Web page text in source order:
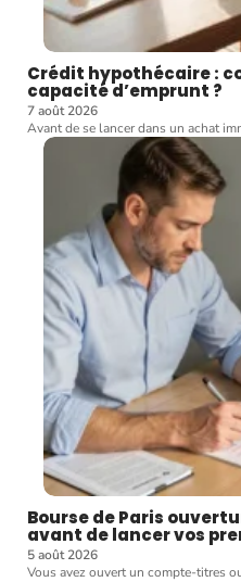
Crédit hypothécaire :
capacité d’emprunt ?
7 août 2026
Avant de se lancer dans un achat
Bourse de Paris
avant de lancer vos
5 août 2026
Vous avez ouvert un compte-titres